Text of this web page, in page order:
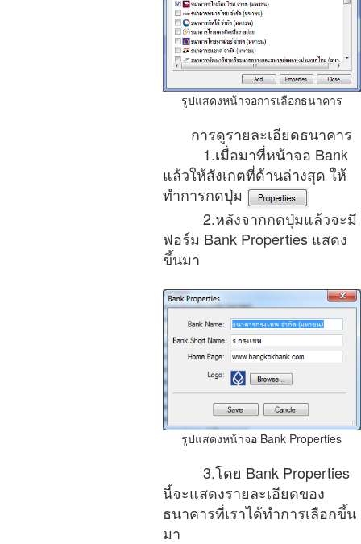
รูปแสดงหน้าจอการเลือกธนาคาร
การดูรายละเอียดธนาคาร
1.เมื่อมาที่หน้าจอ Bank
แล้วให้สังเกตที่ด้านล่างสุด ให้
ทำการกดปุ่ม
2.หลังจากกดปุ่มแล้วจะมี
ฟอร์ม Bank Properties แสดง
ขึ้นมา
รูปแสดงหน้าจอ Bank Properties
3.โดย Bank Properties
นี้จะแสดงรายละเอียดของ
ธนาคารที่เราได้ทำการเลือกขึ้น
มา